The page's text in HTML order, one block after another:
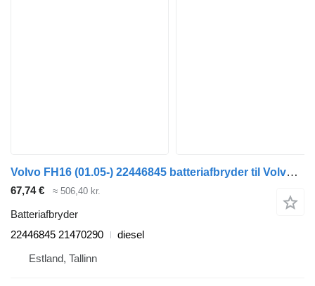
Volvo FH16 (01.05-) 22446845 batteriafbryder til Volvo FH12, FH16, NH12, FH, VNL780 (1993-2014) trækker
67,74 € ≈ 506,40 kr.
Batteriafbryder
22446845 21470290
diesel
Estland, Tallinn